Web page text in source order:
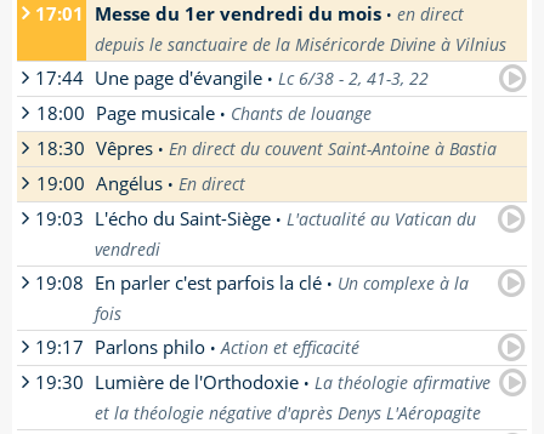
parPère Bernard Domini- La réécoute n'est
pas encore disponible pour cette émission.
9e enseignement de la Session 2026 de la
Famille Missionnaire de Notre-Dame à Sens.
Dans cet enseignement, Père Bernard
présente trois textes clés : Gaudium et spes
(Vatican II), Gaudete in Domino (Paul VI) et
Evengelii gaudium (François).
[En savoir plus ]
17:01 Messe du 1er vendredi du mois • en direct
depuis le sanctuaire de la Miséricorde Divine à Vilnius
Messe du 1er vendredi du mois en direct
depuis le sanctuaire de la Miséricorde Divine
à Vilnius
[En savoir plus]
17:44 Une page d'évangile • Lc 6/38 - 2, 41-3, 22
La réécoute n'est pas encore disponible pour
cette émission.
Jésus parmi les docteurs Prédication de Jean-
Baptiste Baptème de Jésus
[En savoir plus ]
18:00 Page musicale • Chants de louange
Des chants pour louer le Seigneur !
[En savoir plus]
18:30 Vêpres • En direct du couvent Saint-Antoine à Bastia
Office des Vêpres en direct du couvent
capucin Saint Antoine à Bastia
19:00 Angélus • En direct
[En savoir plus ]
19:03 L'écho du Saint-Siège • L'actualité au Vatican du
vendredi
La réécoute n'est pas encore disponible pour
cette émission.
[En savoir plus
19:08 En parler c'est parfois la clé • Un complexe à la
fois
parLe collectif ResKP- La réécoute n'est pas
encore disponible pour cette émission.
[En savoir plus]
19:17 Parlons philo • Action et efficacité
parJean-Yves Delort- La réécoute n'est pas
encore disponible pour cette émission.
19:30 Lumière de l'Orthodoxie • La théologie afirmative
et la théologie négative d'après Denys L'Aéropagite